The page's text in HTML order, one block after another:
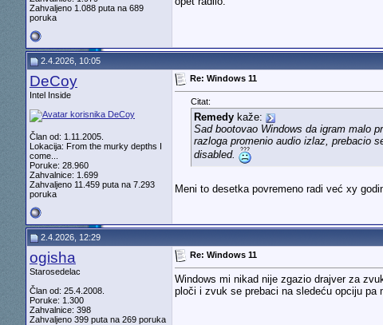
Zahvaljeno 1.088 puta na 689
poruka
2.4.2026, 10:05
DeCoy
Intel Inside
Član od: 1.11.2005.
Lokacija: From the murky depths I
come...
Poruke: 28.960
Zahvalnice: 1.699
Zahvaljeno 11.459 puta na 7.293
poruka
Re: Windows 11
Citat:
Remedykaže:
Sad bootovao Windows da igram malo
razloga promenio audio izlaz, prebacio
disabled.
Meni to desetka povremeno radi već xy
2.4.2026, 12:29
ogisha
Starosedelac
Član od: 25.4.2008.
Poruke: 1.300
Zahvalnice: 398
Zahvaljeno 399 puta na 269 poruka
Re: Windows 11
Windows mi nikad nije zgazio drajver za
ploči i zvuk se prebaci na sledeću opciju pa